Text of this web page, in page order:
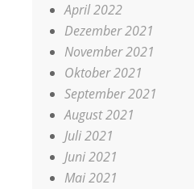
April 2022
Dezember 2021
November 2021
Oktober 2021
September 2021
August 2021
Juli 2021
Juni 2021
Mai 2021